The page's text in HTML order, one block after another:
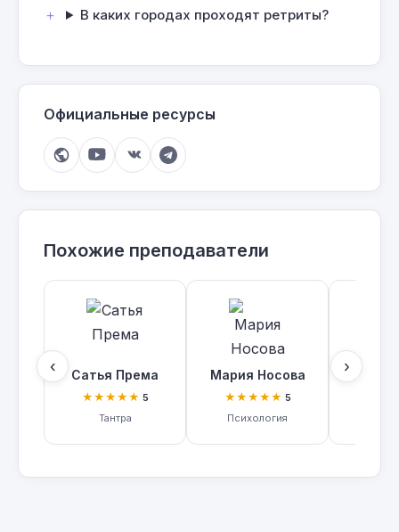
В каких городах проходят ретриты?
Официальные ресурсы
Похожие преподаватели
‹ Сатья Према
★★★★★ 5
Тантра
Мария Носова
★★★★★ 5
Психология
›